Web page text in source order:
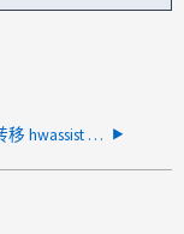
存储故障转移 hwassist show 命令输出"未收到来自配对节点的 hwassist keep alive 警报"